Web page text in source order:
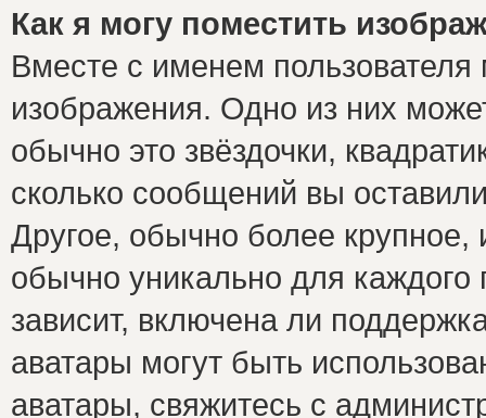
Как я могу поместить
Вместе с именем пользователя
изображения. Одно из них
обычно это звёздочки,
сколько сообщений вы
Другое, обычно более крупное,
обычно уникально для каждого
зависит, включена ли
аватары могут быть
аватары, свяжитесь с